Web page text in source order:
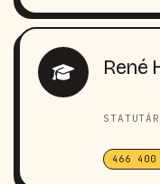
René
466 400